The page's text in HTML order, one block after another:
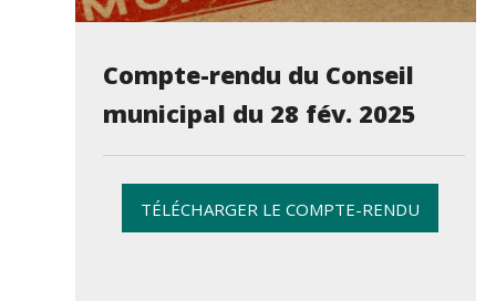
Compte-rendu du Conseil
municipal du 28 fév. 2025
TÉLÉCHARGER LE COMPTE-RENDU